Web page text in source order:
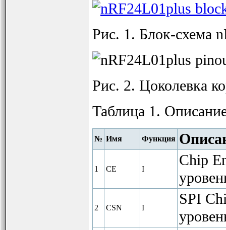
Рис. 1. Блок-схема
Рис. 2. Цоколевка
Таблица 1.
№ Имя Функция
1 CE I
Chip
2 CSN I
SPI